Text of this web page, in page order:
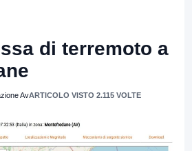
di terremoto a
AvARTICOLO VISTO 2.115 VOLTE